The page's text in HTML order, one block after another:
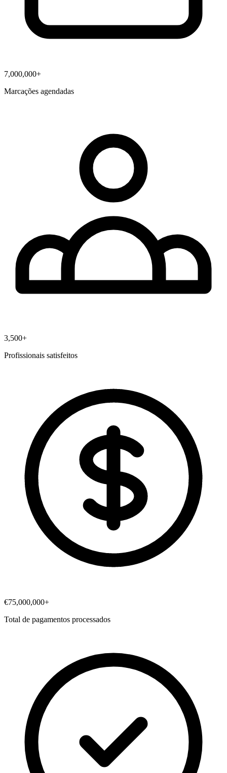
7,000,000+
Marcações agendadas
3,500+
Profissionais satisfeitos
€75,000,000+
Total de pagamentos processados